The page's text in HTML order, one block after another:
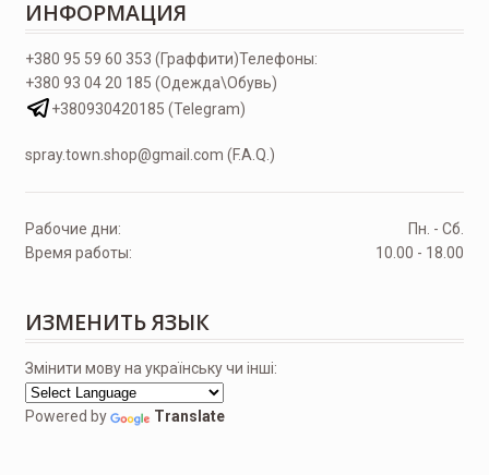
ИНФОРМАЦИЯ
Телефоны:
+380 95 59 60 353 (Граффити)
+380 93 04 20 185 (Одежда\Обувь)
+380930420185 (Telegram)
spray.town.shop@gmail.com (F.A.Q.)
Рабочие дни:
Пн. - Сб.
Время работы:
10.00 - 18.00
ИЗМЕНИТЬ ЯЗЫК
Змінити мову на українську чи інші:
Powered by Translate